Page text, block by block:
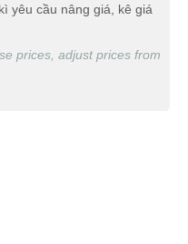
yêu cầu nâng giá, kê giá
prices, adjust prices from